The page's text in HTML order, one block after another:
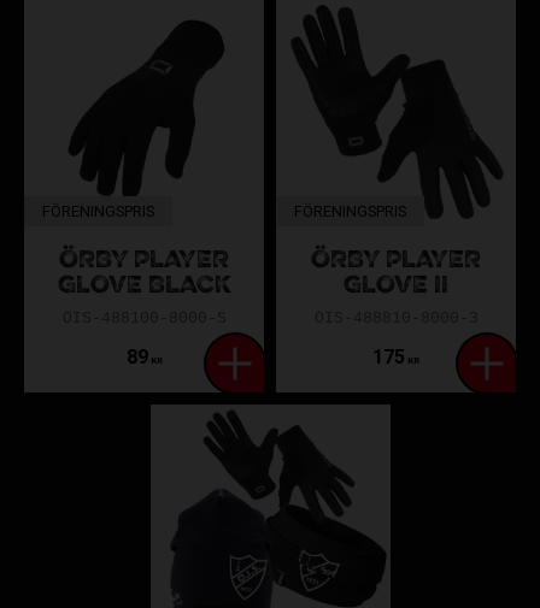
FÖRENINGSPRIS
ÖRBY PLAYER
GLOVE BLACK
89KR
FÖRENINGSPRIS
ÖRBY PLAYER
GLOVE II
175 KR